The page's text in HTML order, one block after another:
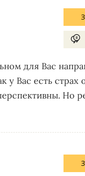
для Вас
у Вас есть страх
Но